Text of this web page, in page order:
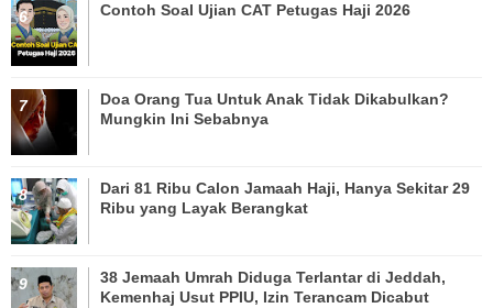
Contoh Soal Ujian CAT Petugas Haji 2026
Doa Orang Tua Untuk Anak Tidak Dikabulkan?
Mungkin Ini Sebabnya
Dari 81 Ribu Calon Jamaah Haji, Hanya Sekitar 29
Ribu yang Layak Berangkat
38 Jemaah Umrah Diduga Terlantar di Jeddah,
Kemenhaj Usut PPIU, Izin Terancam Dicabut